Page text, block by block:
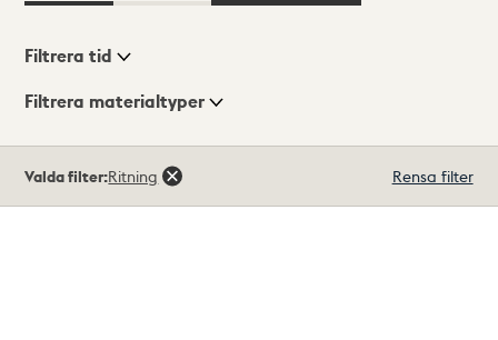
Visningsläge
Filtrera tid
Filtrera materialtyper
träffar
Valda filter:Ritning Rensa filter